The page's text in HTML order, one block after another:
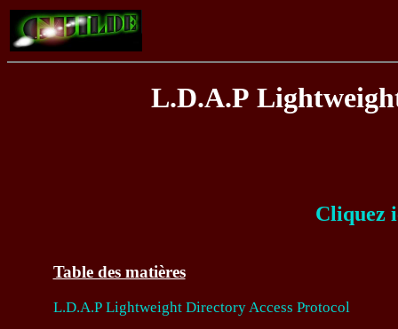
L.D.A.P
Cliquez
Table des matières
L.D.A.P Lightweight Directory Access Protocol